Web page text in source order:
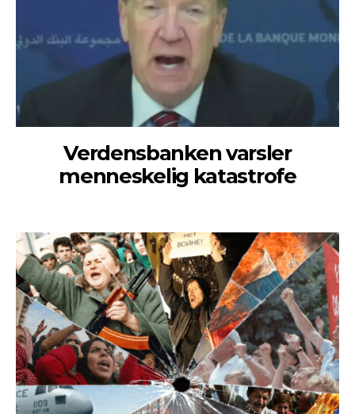
Verdensbanken varsler
menneskelig katastrofe